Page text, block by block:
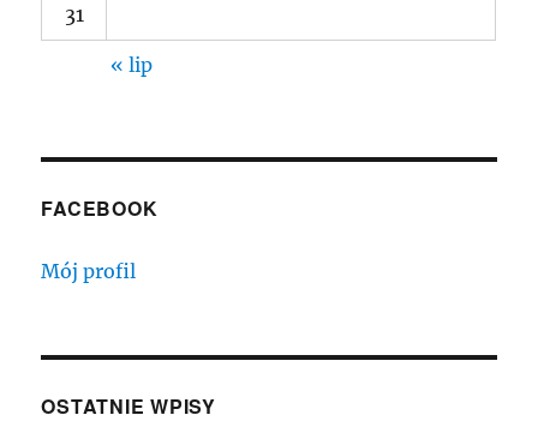
31
« lip
FACEBOOK
Mój profil
OSTATNIE WPISY